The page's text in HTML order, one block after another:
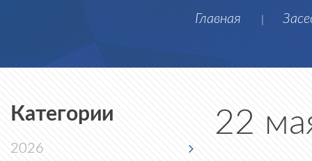
Главная
Категории
2026
22